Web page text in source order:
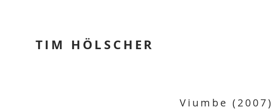
TIM HÖLSCHER
Viumbe (2007)